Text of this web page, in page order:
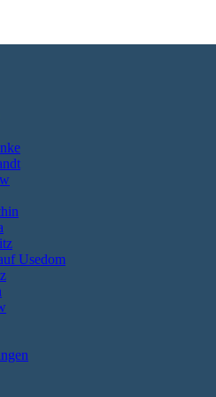
für einen großen Bereich
der Insel.
Usedom